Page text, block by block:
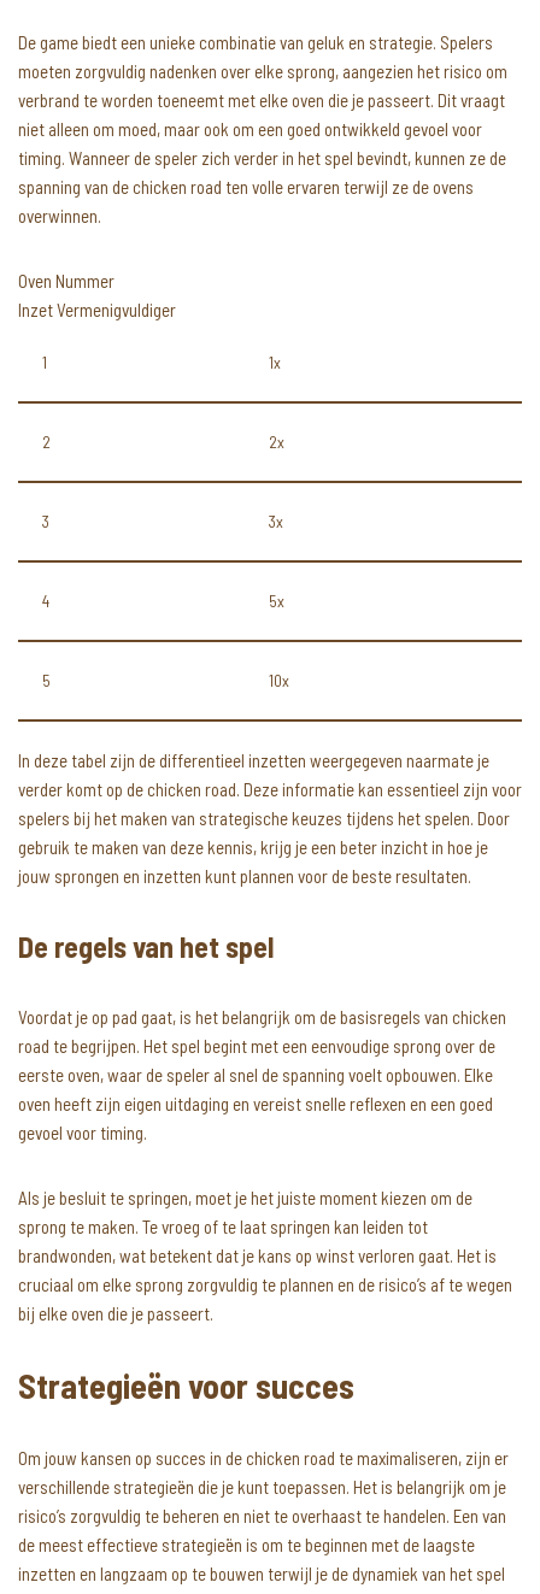
De game biedt een unieke combinatie van geluk en strategie. Spelers
moeten zorgvuldig nadenken over elke sprong, aangezien het risico om
verbrand te worden toeneemt met elke oven die je passeert. Dit vraagt
niet alleen om moed, maar ook om een goed ontwikkeld gevoel voor
timing. Wanneer de speler zich verder in het spel bevindt, kunnen ze de
spanning van de chicken road ten volle ervaren terwijl ze de ovens
overwinnen.
Oven Nummer
Inzet Vermenigvuldiger
1 1x
2 2x
3 3x
4 5x
5 10x
In deze tabel zijn de differentieel inzetten weergegeven naarmate je
verder komt op de chicken road. Deze informatie kan essentieel zijn voor
spelers bij het maken van strategische keuzes tijdens het spelen. Door
gebruik te maken van deze kennis, krijg je een beter inzicht in hoe je
jouw sprongen en inzetten kunt plannen voor de beste resultaten.
De regels van het spel
Voordat je op pad gaat, is het belangrijk om de basisregels van chicken
road te begrijpen. Het spel begint met een eenvoudige sprong over de
eerste oven, waar de speler al snel de spanning voelt opbouwen. Elke
oven heeft zijn eigen uitdaging en vereist snelle reflexen en een goed
gevoel voor timing.
Als je besluit te springen, moet je het juiste moment kiezen om de
sprong te maken. Te vroeg of te laat springen kan leiden tot
brandwonden, wat betekent dat je kans op winst verloren gaat. Het is
cruciaal om elke sprong zorgvuldig te plannen en de risico’s af te wegen
bij elke oven die je passeert.
Strategieën voor succes
Om jouw kansen op succes in de chicken road te maximaliseren, zijn er
verschillende strategieën die je kunt toepassen. Het is belangrijk om je
risico’s zorgvuldig te beheren en niet te overhaast te handelen. Een van
de meest effectieve strategieën is om te beginnen met de laagste
inzetten en langzaam op te bouwen terwijl je de dynamiek van het spel